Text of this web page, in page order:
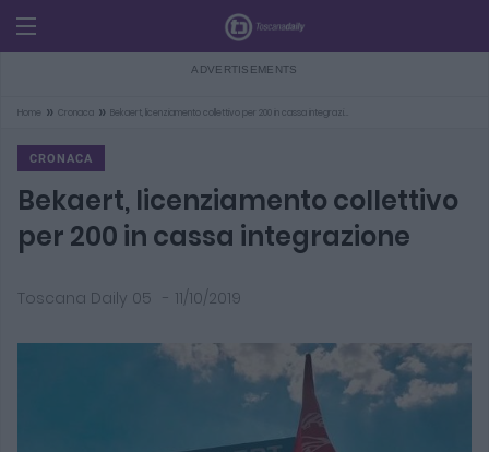
Home » Cronaca » Bekaert, licenziamento collettivo per 200 in cassa integrazi…
CRONACA
Bekaert, licenziamento collettivo
per 200 in cassa integrazione
Toscana Daily 05 - 11/10/2019